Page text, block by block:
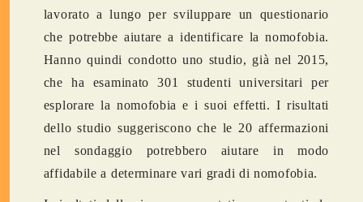
lavorato a lungo per sviluppare un questionario
che potrebbe aiutare a identificare la nomofobia.
Hanno quindi condotto uno studio, già nel 2015,
che ha esaminato 301 studenti universitari per
esplorare la nomofobia e i suoi effetti. I risultati
dello studio suggeriscono che le 20 affermazioni
nel sondaggio potrebbero aiutare in modo
affidabile a determinare vari gradi di nomofobia.